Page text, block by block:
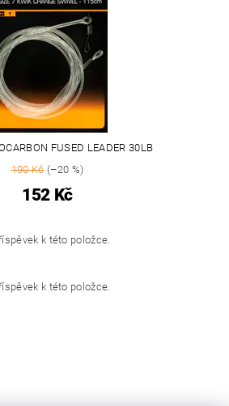
FUSED LEADER 30LB
190 Kč(–20 %)
152 Kč
k této položce.
k této položce.